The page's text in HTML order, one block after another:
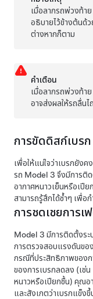
เมื่อลากรถพ่วงท้า
อธิบายไว้ข้างต้นด้
ต่างหากก็ตาม
คำเตือน
เมื่อลากรถพ่วงท้าย
อาจส่งผลให้รถลื่น
การขัดดิสก์เบรก
เพื่อให้แน่ใจว่าเบรกยัง
รถ Model 3 จึงมีการติ
อากาศหนาวเย็นหรือเปีย
สามารถรู้สึกได้ซ้ำๆ เพื่อ
การชดเชยการเ
Model 3 มีการติดตั้งระ
การตรวจสอบแรงดันขอ
กรณีที่ประสิทธิภาพของก
ของการเบรกลดลง (เช่
หนาวหรือเปียกชื้น) คุณอ
และสังเกตว่าเบรกแข็ง